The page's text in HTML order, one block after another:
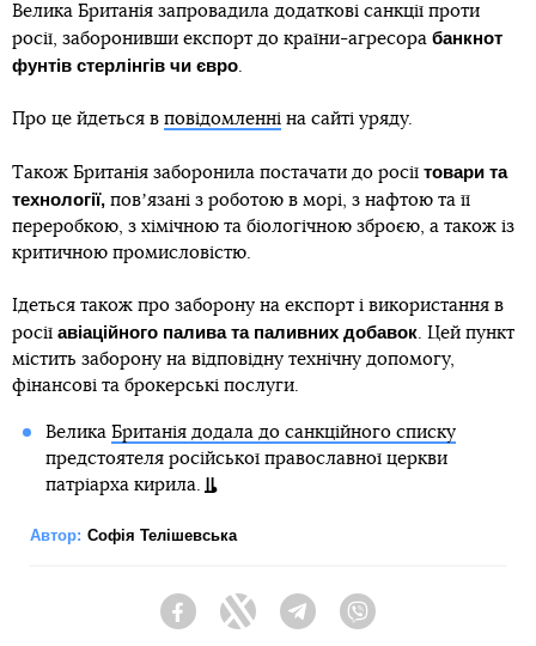
Велика Британія запровадила додаткові санкції проти
росії, заборонивши експорт до країни-агресора банкнот
фунтів стерлінгів чи євро.
Про це йдеться в повідомленні на сайті уряду.
Також Британія заборонила постачати до росії товари та
технології, повʼязані з роботою в морі, з нафтою та її
переробкою, з хімічною та біологічною зброєю, а також із
критичною промисловістю.
Ідеться також про заборону на експорт і використання в
росії авіаційного палива та паливних добавок. Цей пункт
містить заборону на відповідну технічну допомогу,
фінансові та брокерські послуги.
Велика Британія додала до санкційного списку
предстоятеля російської православної церкви
патріарха кирила.
Автор: Софія Телішевська
FacebookTwitter Telegram